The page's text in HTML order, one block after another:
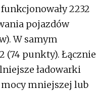
2232
pojazdów
W samym
(74 punkty). Łącznie
ładowarki
mniejszej lub